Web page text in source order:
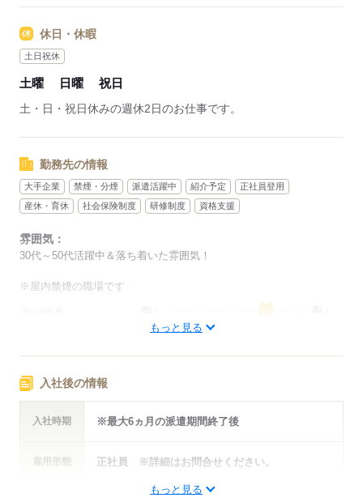
休日・休暇
土日祝休
土曜 日曜 祝日
土・日・祝日休みの週休2日のお仕事です。
勤務先の情報
大手企業 禁煙・分煙 派遣活躍中 紹介予定
正社員登用
産休・育休
社会保険制度 研修制度 資格支援
雰囲気：
30代～50代活躍中＆落ち着いた雰囲気！
※屋内禁煙の職場です
仕事の仕方
人数 4人
もっと見る
入社後の情報
入社時期 ※最大6ヵ月の派遣期間終了後
雇用形態 正社員 ※詳細はお問合せください。
もっと見る